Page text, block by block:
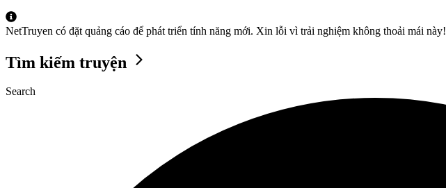
NetTruyen có đặt quảng cáo để phát triển tính năng mới. Xin lỗi vì trải nghiệm không thoải mái này!
Tìm kiếm truyện
Search